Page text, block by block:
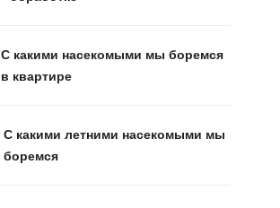
С какими насекомыми мы боремся
в квартире
С какими летними насекомыми мы
боремся